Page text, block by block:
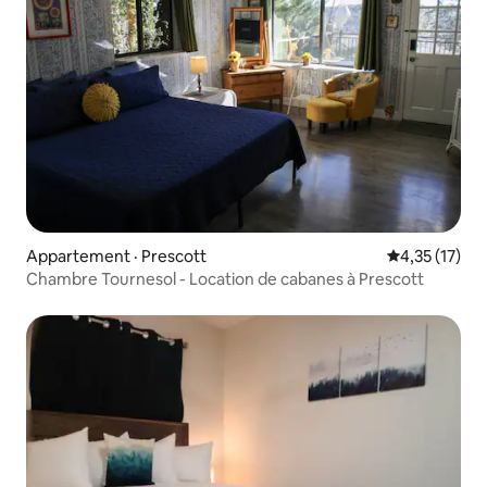
Appartement · Prescott Note
4,35 (17)
Chambre Tournesol - Location de cabanes à Prescott